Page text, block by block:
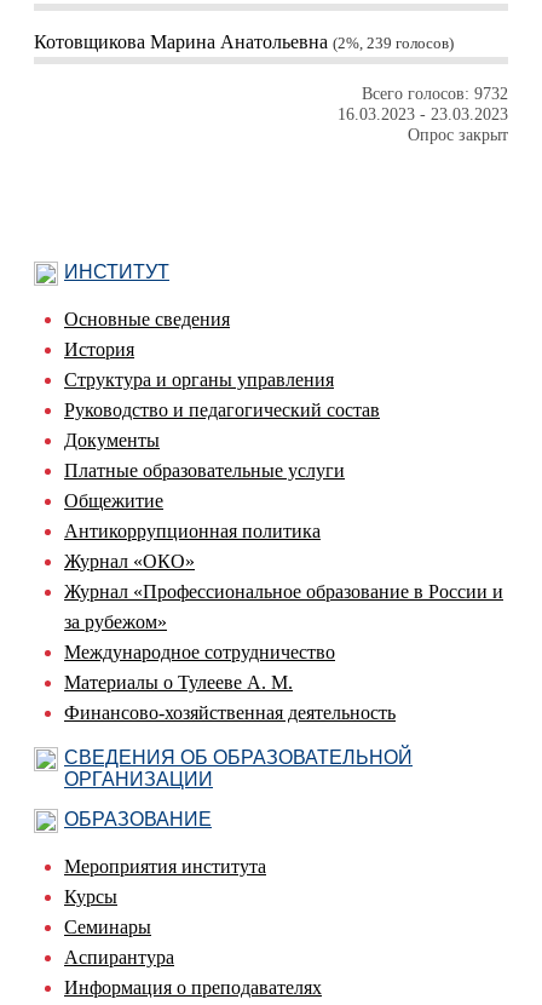
Котовщикова Марина Анатольевна 2%, 239 голосов
Всего голосов: 9732
16.03.2023 - 23.03.2023
Опрос закрыт
ИНСТИТУТ
Основные сведения
История
Структура и органы управления
Руководство и педагогический состав
Документы
Платные образовательные услуги
Общежитие
Антикоррупционная политика
Журнал «ОКО»
Журнал «Профессиональное образование в России и
за рубежом»
Международное сотрудничество
Материалы о Тулееве А. М.
Финансово-хозяйственная деятельность
СВЕДЕНИЯ ОБ ОБРАЗОВАТЕЛЬНОЙ
ОРГАНИЗАЦИИ
ОБРАЗОВАНИЕ
Мероприятия института
Курсы
Семинары
Аспирантура
Информация о преподавателях